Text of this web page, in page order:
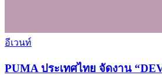
อีเวนท์
PUMA ประเทศไทย จัดงาน